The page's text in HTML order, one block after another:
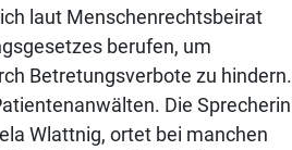
laut Menschenrechtsbeirat
berufen, um
Betretungsverbote zu hindern.
Die Sprecherin
Wlattnig, ortet bei manchen